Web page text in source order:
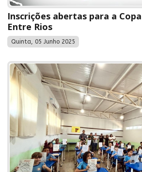
Inscrições abertas para a
Entre Rios
Quinta, 05 Junho 2025